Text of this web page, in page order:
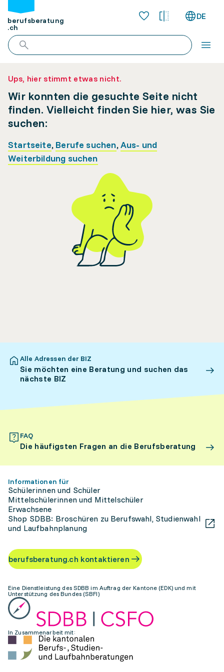
berufsberatung
.ch
DE
Ups, hier stimmt etwas nicht.
Wir konnten die gesuchte Seite nicht
finden. Vielleicht finden Sie hier, was Sie
suchen:
Startseite, Berufe suchen,Aus- und
Weiterbildung suchen
Alle Adressen der BIZ
Sie möchten eine Beratung und suchen das
nächste BIZ
FAQ
Die häufigsten Fragen an die Berufsberatung
Informationen für
Schülerinnen und Schüler
Mittelschülerinnen und Mittelschüler
Erwachsene
Shop SDBB: Broschüren zu Berufswahl, Studienwahl
und Laufbahnplanung
berufsberatung.ch kontaktieren
Eine Dienstleistung des SDBB im Auftrag der Kantone (EDK) und mit
Unterstützung des Bundes (SBFI)
In Zusammenarbeit mit: